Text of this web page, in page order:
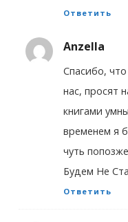
Ответить
Anzella
Спасибо,
нас, просят
книгами
временем я
чуть
Будем Не
Ответить